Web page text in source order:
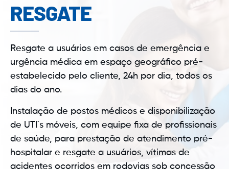
RESGATE
Resgate a usuários em casos de emergência e
urgência médica em espaço geográfico pré-
estabelecido pelo cliente, 24h por dia, todos os
dias do ano.
Instalação de postos médicos e disponibilização
de UTI´s móveis, com equipe fixa de profissionais
de saúde, para prestação de atendimento pré-
hospitalar e resgate a usuários, vítimas de
acidentes ocorridos em rodovias sob concessão